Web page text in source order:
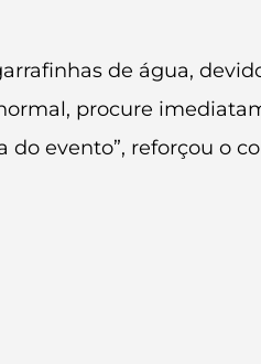
de água,
procure
evento”, reforçou o